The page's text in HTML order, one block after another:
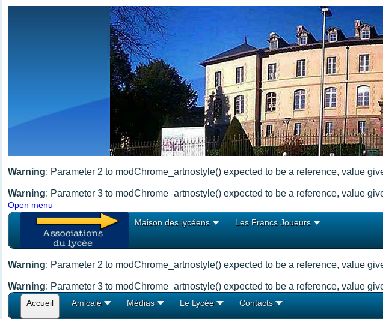
Warning: Parameter 2 to modChrome_artnostyle() expected to be a reference, value
Warning: Parameter 3 to modChrome_artnostyle() expected to be a reference, value
Open menu
Maison des lycéens
Les Francs Joueurs
Warning: Parameter 2 to modChrome_artnostyle() expected to be a reference, value
Warning: Parameter 3 to modChrome_artnostyle() expected to be a reference, value
Accueil Amicale Médias Le Lycée Contacts